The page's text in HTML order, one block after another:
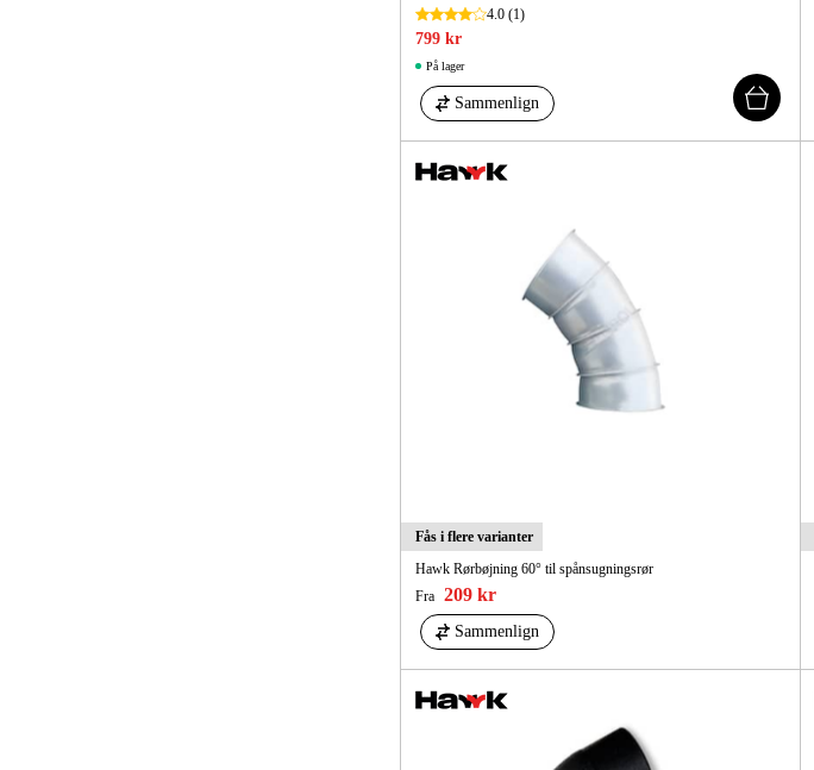
4.0(1)
799 kr
På lager
Sammenlign
Fås i flere varianter
Hawk Rørbøjning 60° til spånsugningsrør
Fra
209 kr
Sammenlign